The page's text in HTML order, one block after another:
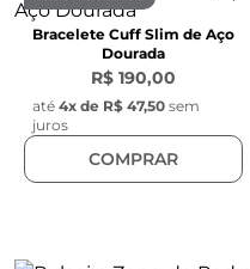
Bracelete Cuff Slim de Aço
Dourada
R$ 190,00
até 4x de R$ 47,50 sem
juros
COMPRAR